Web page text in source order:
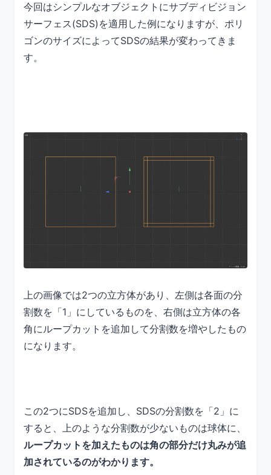
今回はシンプルなオブジェクトにサブディビジョン
サーフェス(SDS)を適用した例になりますが、ポリ
ゴンのサイズによってSDSの結果が変わってきま
す。
上の画像では2つの立方体があり、左側は各面の分
割数を「1」にしているものを、右側は立方体の各
角にループカットを追加して分割数を増やしたもの
になります。
この2つにSDSを追加し、SDSの分割数を「2」に
すると、上のような分割数が少ないものは球体に、
ループカットを加えたものは角の部分だけ丸みが追
加されているのがわかります。